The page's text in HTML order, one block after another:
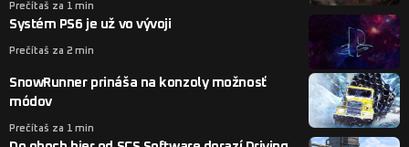
Prečítaš za 1 min
Systém PS6 je už vo vývoji
Prečítaš za 2 min
SnowRunner prináša na konzoly možnosť
módov
Prečítaš za 1 min